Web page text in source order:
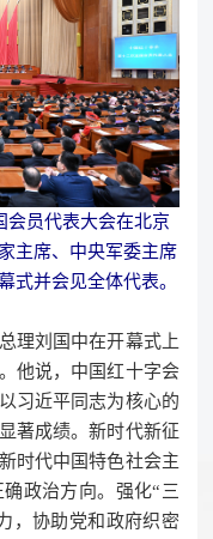
会员代表大会在北京
主席、中央军委主席
式并会见全体代表。
理刘国中在开幕式上
他说，中国红十字会
习近平同志为核心的
著成绩。新时代新征
时代中国特色社会主
政治方向。强化“三
，协助党和政府织密